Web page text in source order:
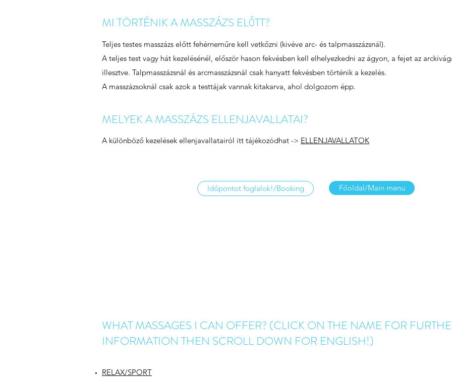
MI TÖRTÉNIK A MASSZÁZS ELŐTT?
Teljes testes masszázs előtt fehérneműre kell vetkőzni (kivéve arc- és talpmasszázsnál).
A teljes test vagy hát kezelésénél, először hason fekvésben kell elhelyezkedni az ágyon, a fejet az
illesztve. Talpmasszázsnál és arcmasszázsnál csak hanyatt fekvésben történik a kezelés.
A masszázsoknál csak azok a testtájak vannak kitakarva, ahol dolgozom épp.
MELYEK A MASSZÁZS ELLENJAVALLATAI?
A különböző kezelések ellenjavallatairól itt tájékozódhat -> ELLENJAVALLATOK
Időpontot foglalok!/Booking Főoldal/Main menu
WHAT MASSAGES I CAN OFFER? (CLICK ON THE NAME FOR
INFORMATION THEN SCROLL DOWN FOR ENGLISH!)
RELAX/SPORT